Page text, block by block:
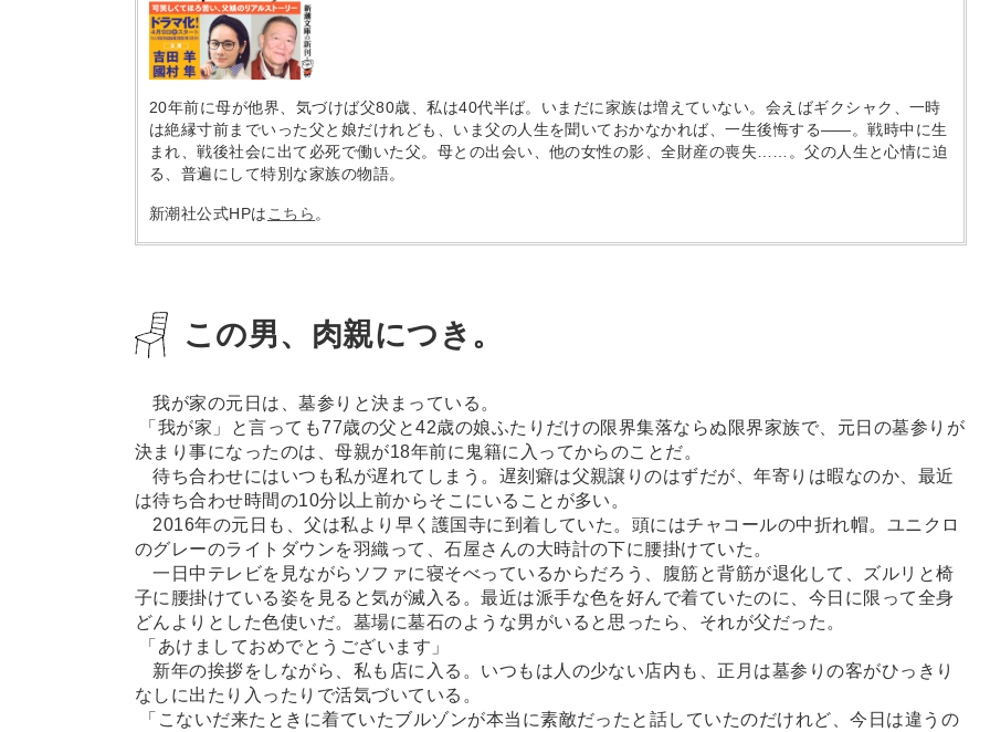
20年前に母が他界、気づけば父80歳、私は40代半ば。いまだに家族は増えていない。会えばギクシャク、一時
は絶縁寸前までいった父と娘だけれども、いま父の人生を聞いておかなかれば、一生後悔する――。戦時中に生
まれ、戦後社会に出て必死で働いた父。母との出会い、他の女性の影、全財産の喪失… …。父の人生と心情に迫
る、普遍にして特別な家族の物語。
新潮社公式HPはこちら。
この男、肉親につき。
我が家の元日は、墓参りと決まっている。
「我が家」と言っても77歳の父と42歳の娘ふたりだけの限界集落ならぬ限界家族で、元日の墓参りが
決まり事になったのは、母親が18年前に鬼籍に入ってからのことだ。
待ち合わせにはいつも私が遅れてしまう。遅刻癖は父親譲りのはずだが、年寄りは暇なのか、最近
は待ち合わせ時間の10分以上前からそこにいることが多い。
2016年の元日も、父は私より早く護国寺に到着していた。頭にはチャコールの中折れ帽。ユニクロ
のグレーのライトダウンを羽織って、石屋さんの大時計の下に腰掛けていた。
一日中テレビを見ながらソファに寝そべっているからだろう、腹筋と背筋が退化して、ズルリと椅
子に腰掛けている姿を見ると気が滅入る。最近は派手な色を好んで着ていたのに、今日に限って全身
どんよりとした色使いだ。墓場に墓石のような男がいると思ったら、それが父だった。
「あけましておめでとうございます」
新年の挨拶をしながら、私も店に入る。いつもは人の少ない店内も、正月は墓参りの客がひっきり
なしに出たり入ったりで活気づいている。
「こないだ来たときに着ていたブルゾンが本当に素敵だったと話していたのだけれど、今日は違うの